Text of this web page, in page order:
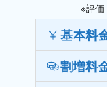
※評価
基本料
割増料